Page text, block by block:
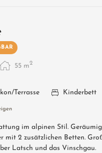
55 m2
Terrasse Kinderbett
im alpinen Stil.
mit 2 zusätzlichen Betten.
Latsch und das Vinschgau.